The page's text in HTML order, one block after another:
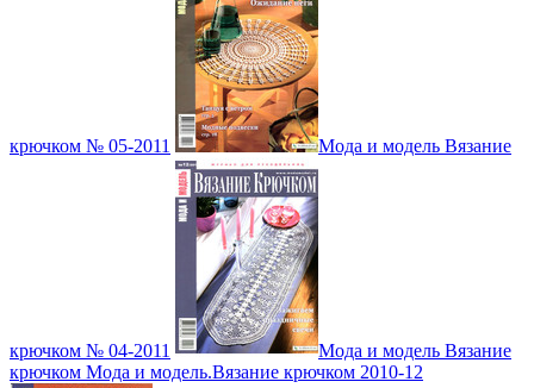
крючком № 05-2011 Мода и модель Вязание
крючком № 04-2011
Мода и модель Вязание
крючком Мода и модель.Вязание крючком 2010-12